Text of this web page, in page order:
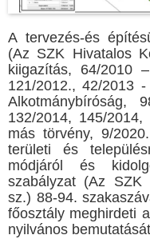
A tervezés-és
(Az SZK Hivatalos
kiigazítás, 64/2010
121/2012., 42/2013
Alkotmánybíróság,
132/2014, 145/
más törvény, 9/
területi és
módjáról és
szabályzat (Az SZK
sz.) 88-94.
főosztály meghirdeti
nyilvános